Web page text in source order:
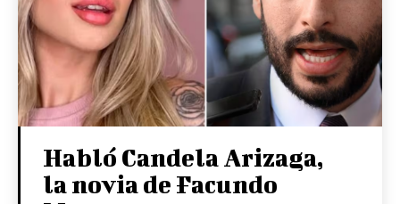
Habló Candela Arizaga,
la novia de Facundo